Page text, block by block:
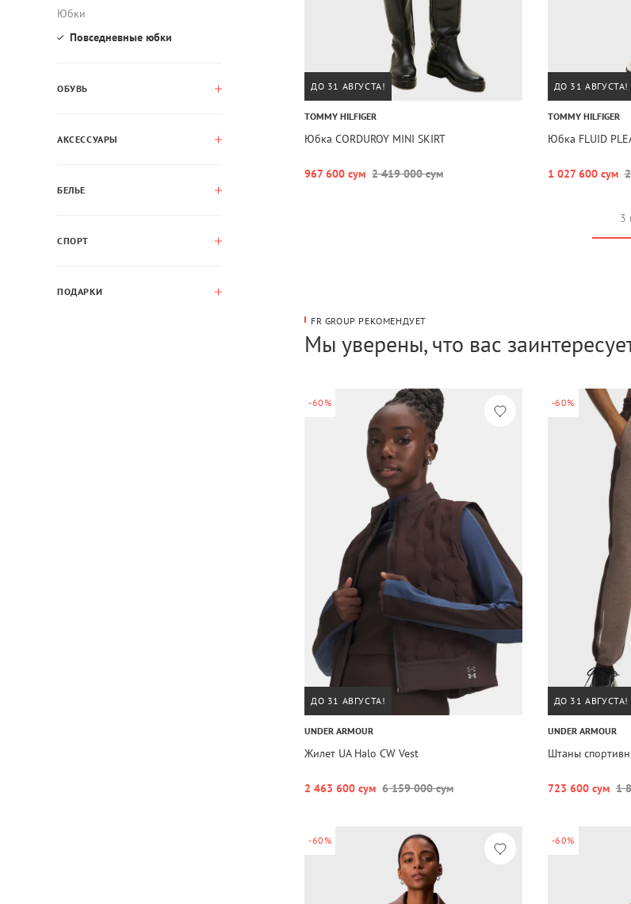
Юбки
Повседневные юбки
ОБУВЬ
АКСЕССУАРЫ
БЕЛЬЕ
СПОРТ
ПОДАРКИ
ДО 31 АВГУСТА!
TOMMY HILFIGER
Юбка CORDUROY MINI SKIRT
967 600 сум 2 419 000 сум
ДО 31 АВГУСТА!
TOMMY HILFIGER
Юбка FLUID
1 027 600 сум
3
FR GROUP РЕКОМЕНДУЕТ
Мы уверены, что вас
-60%
ДО 31 АВГУСТА!
UNDER ARMOUR
Жилет UA Halo CW Vest
2 463 600 сум 6 159 000 сум
-60%
ДО 31 АВГУСТА!
UNDER ARMOUR
Штаны
723 600 сум 1
-60% -60%